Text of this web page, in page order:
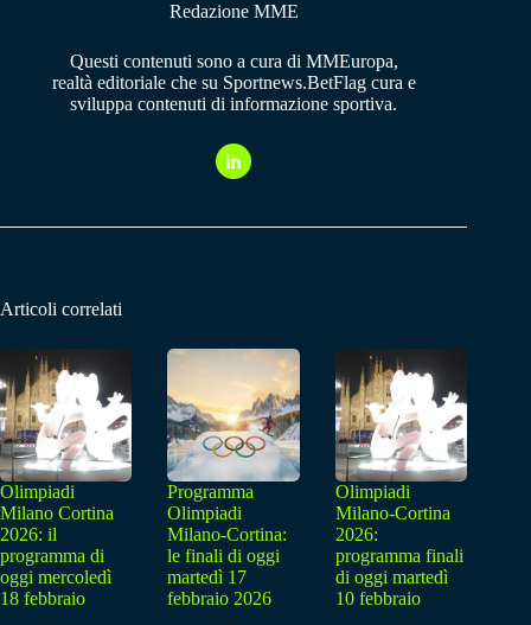
Redazione MME
Questi contenuti sono a cura di MMEuropa,
realtà editoriale che su Sportnews.BetFlag cura e
sviluppa contenuti di informazione sportiva.
Articoli correlati
Olimpiadi
Milano Cortina
2026: il
programma di
oggi mercoledì
18 febbraio
Programma
Olimpiadi
Milano-Cortina:
le finali di oggi
martedì 17
febbraio 2026
Olimpiadi
Milano-Cortina
2026:
programma finali
di oggi martedì
10 febbraio